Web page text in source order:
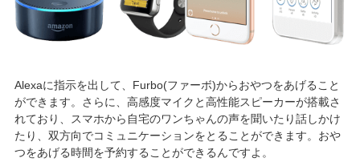
Alexaに指示を出して、Furbo(ファーボ)からおやつをあげること
ができます。さらに、高感度マイクと高性能スピーカーが搭載さ
れており、スマホから自宅のワンちゃんの声を聞いたり話しかけ
たり、双方向でコミュニケーションをとることができます。おや
つをあげる時間を予約することができるんですよ。